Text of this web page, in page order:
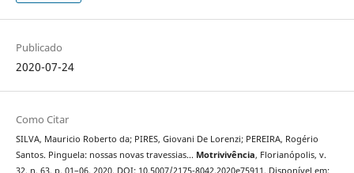
Publicado
2020-07-24
Como Citar
SILVA, Mauricio Roberto da; PIRES, Giovani De Lorenzi; PEREIRA, Rogério
Santos. Pinguela: nossas novas travessias... Motrivivência, Florianópolis, v.